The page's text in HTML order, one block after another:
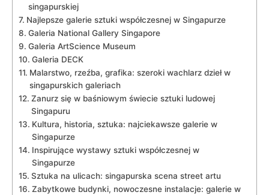
singapurskiej
Najlepsze galerie sztuki współczesnej w Singapurze
Galeria National​ Gallery ⁤Singapore
Galeria ArtScience Museum
Galeria DECK
Malarstwo, rzeźba, grafika: szeroki wachlarz dzieł‍ w
‍singapurskich⁢ galeriach
Zanurz się w baśniowym ‍świecie sztuki ludowej
Singapuru
Kultura, historia, sztuka: najciekawsze galerie w
Singapurze
Inspirujące wystawy⁤ sztuki współczesnej⁣ w
Singapurze
Sztuka na ‍ulicach: singapurska scena ⁢street artu
Zabytkowe budynki,​ nowoczesne instalacje: galerie w